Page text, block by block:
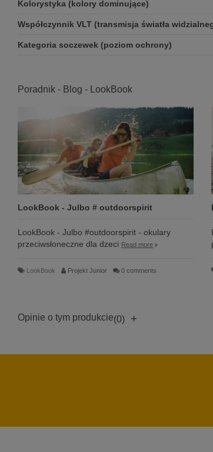
Kolorystyka (kolory dominujące)
Współczynnik VLT (transmisja światła
Kategoria soczewek (poziom ochrony)
Poradnik - Blog - LookBook
LookBook - Julbo # outdoorspirit
LookBook - Julbo #outdoorspirit - okulary
przeciwsłoneczne dla dzeci Read more
LookBook Projekt Junior 0 comments
Opinie o tym produkcie(0) +